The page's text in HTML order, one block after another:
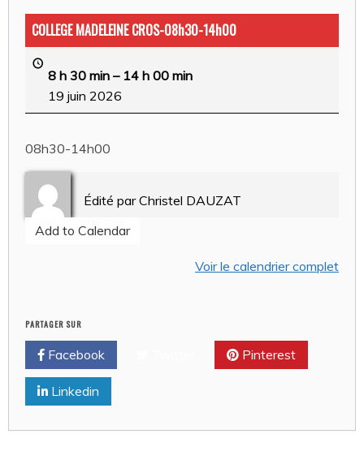
COLLEGE MADELEINE CROS-08h30-14h00
8 h 30 min – 14 h 00 min
19 juin 2026
08h30-14h00
Édité par Christel DAUZAT
Add to Calendar
Voir le calendrier complet
PARTAGER SUR
Facebook Pinterest
Linkedin